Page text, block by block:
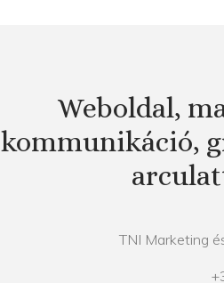
Weboldal,
kommunikáció,
TNI Marketing